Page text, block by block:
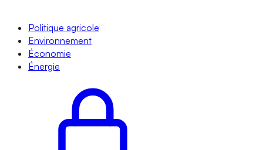
Politique agricole
Environnement
Économie
Énergie